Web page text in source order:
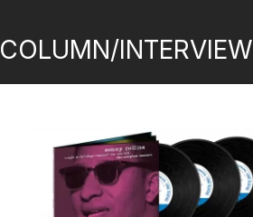
COLUMN/INTERVIEW